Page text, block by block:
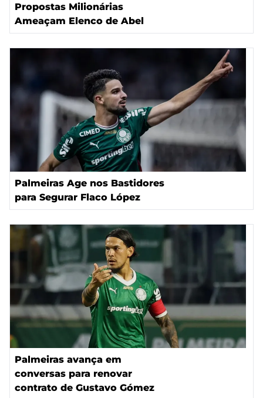
Propostas Milionárias
Ameaçam Elenco de Abel
Palmeiras Age nos Bastidores
para Segurar Flaco López
Palmeiras avança em
conversas para renovar
contrato de Gustavo Gómez